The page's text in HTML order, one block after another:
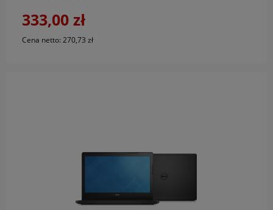
333,00 zł
Cena netto: 270,73 zł